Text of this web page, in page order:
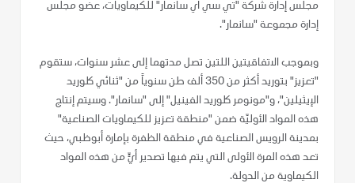
مجلس إدارة شركة "تي سي آي سانمار" للكيماويات، عضو مجلس
إدارة مجموعة "سانمار".
وبموجب الاتفاقيتين اللتين تصل مدتهما إلى عشر سنوات، ستقوم
"تعزيز" بتوريد أكثر من 350 ألف طن سنوياً من "ثنائي كلوريد
الإيثيلين"، و"مونومر كلوريد الفينيل" إلى "سانمار". وسيتم إنتاج
هذه المواد الأوليّة ضمن "منطقة تعزيز للكيماويات الصناعية"
بمدينة الرويس الصناعية في منطقة الظفرة بإمارة أبوظبي، حيث
تعد هذه المرة الأولى التي يتم فيها تصدير أيٍّ من هذه المواد
الكيماوية من الدولة.